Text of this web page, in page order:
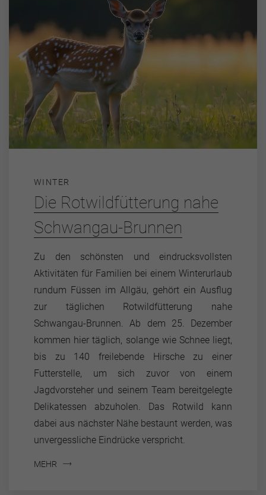
WINTER
Die Rotwildfütterung nahe
Schwangau-Brunnen
Zu den schönsten und eindrucksvollsten
Aktivitäten für Familien bei einem Winterurlaub
rundum Füssen im Allgäu, gehört ein Ausflug
zur täglichen Rotwildfütterung nahe
Schwangau-Brunnen. Ab dem 25. Dezember
kommen hier täglich, solange wie Schnee liegt,
bis zu 140 freilebende Hirsche zu einer
Futterstelle, um sich zuvor von einem
Jagdvorsteher und seinem Team bereitgelegte
Delikatessen abzuholen. Das Rotwild kann
dabei aus nächster Nähe bestaunt werden, was
unvergessliche Eindrücke verspricht.
MEHR